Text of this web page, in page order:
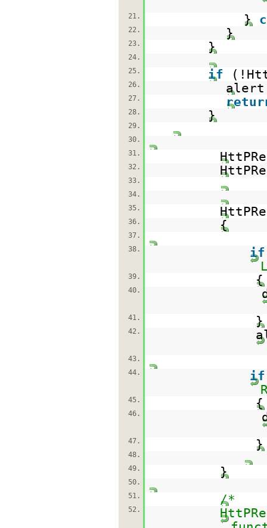
21. }
22. }
23. }
24.
25.
if
26.
27.
28. }
29.
30.
31.
32.
33.
34.
35.
36. {
37.
38.
if
39. {
40.
41. }
42.
43.
44.
if
45. {
46.
47. }
48.
49.
}
50.
51.
/*
52.